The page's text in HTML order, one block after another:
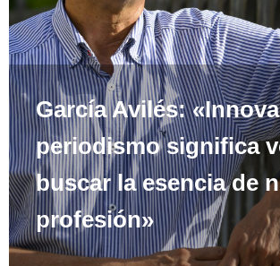
García Avilés:
periodismo significa
buscar la esencia de
profesión»